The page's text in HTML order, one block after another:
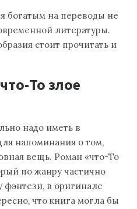
богатым на переводы не
литературы.
стоит прочитать и
То злое
надо иметь в
напоминания о том,
вещь. Роман «что-То
по жанру частично
в оригинале
что книга могла бы